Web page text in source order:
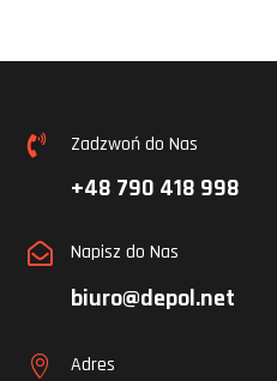
 Zadzwoń do Nas
+48 790 418 998
 Napisz do Nas
biuro@depol.net
 Adres